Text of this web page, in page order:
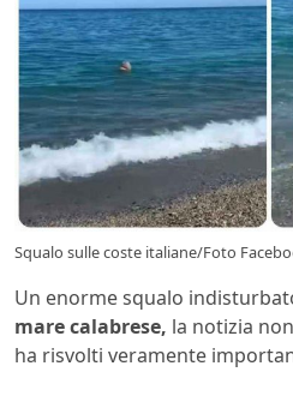
Squalo sulle coste italiane/Foto
Un enorme squalo
mare calabrese, la notizia
ha risvolti veramente